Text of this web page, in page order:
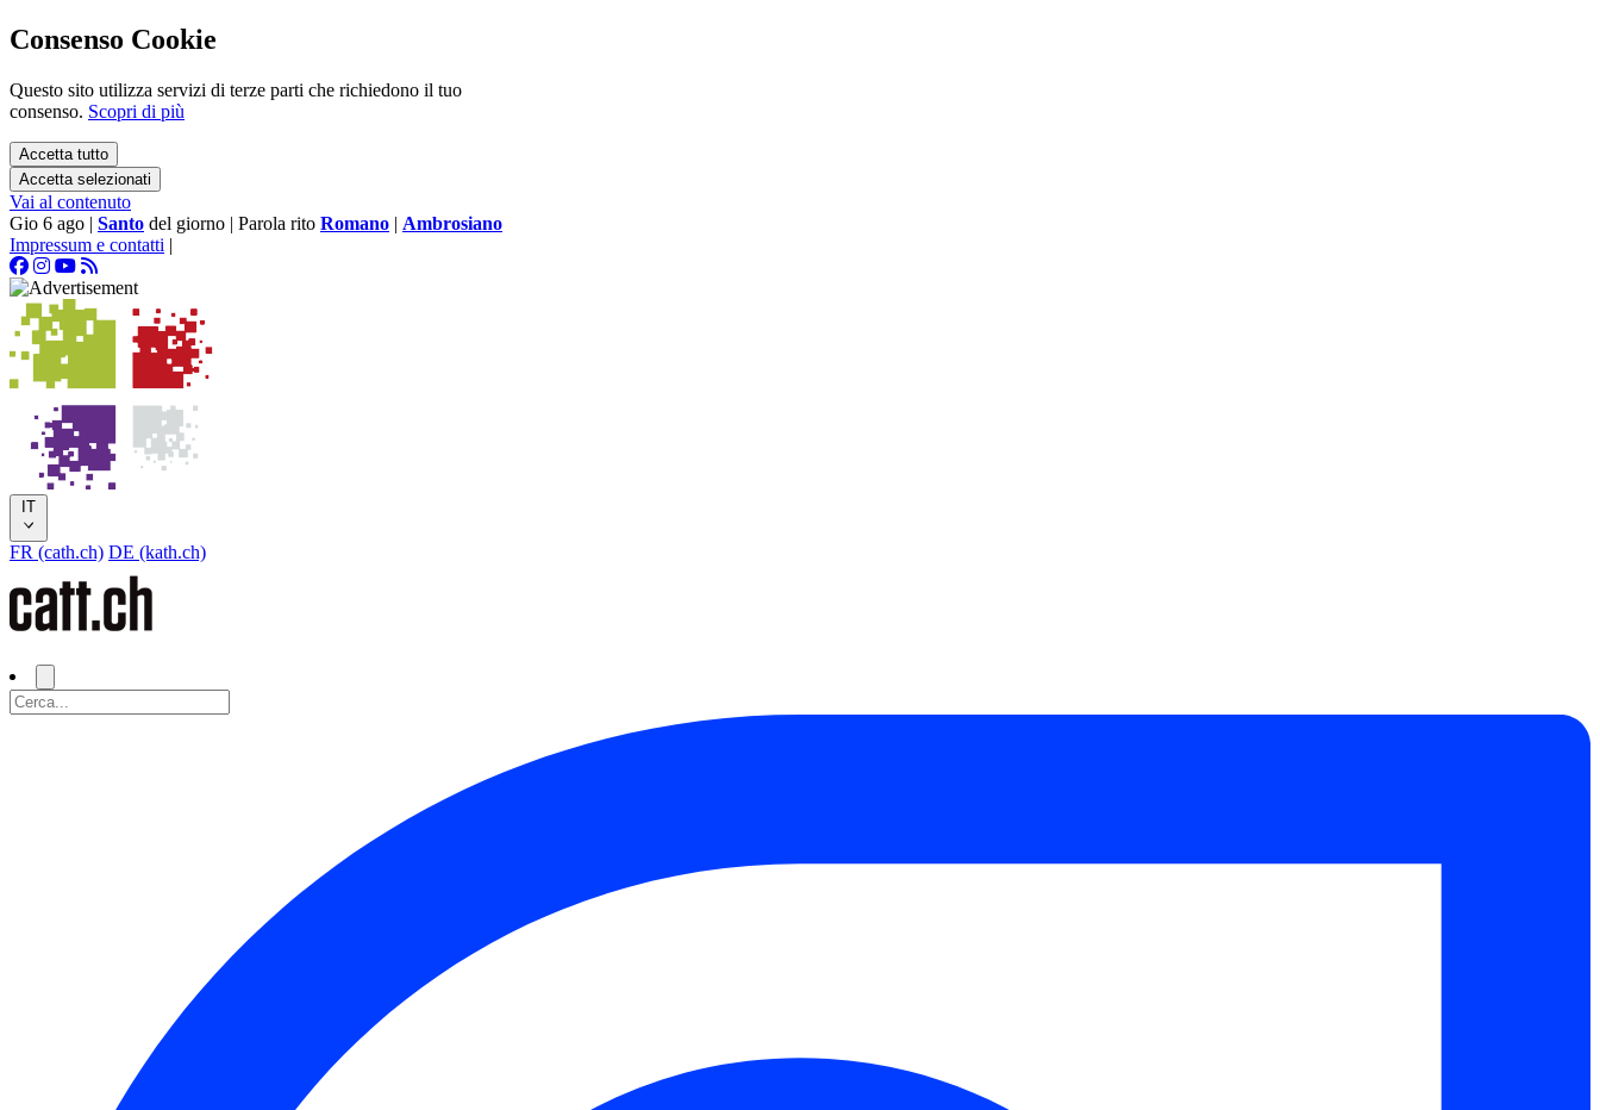
Consenso Cookie
Questo sito utilizza servizi di terze parti che richiedono il tuo
consenso. Scopri di più
Accetta tutto
Accetta selezionati
Vai al contenuto
Gio 6 ago | Santo del giorno | Parola rito Romano | Ambrosiano
Impressum e contatti |
IT
FR (cath.ch) DE (kath.ch)